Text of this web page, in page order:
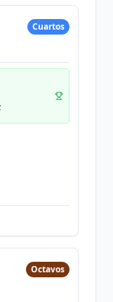
Cuartos
Octavos